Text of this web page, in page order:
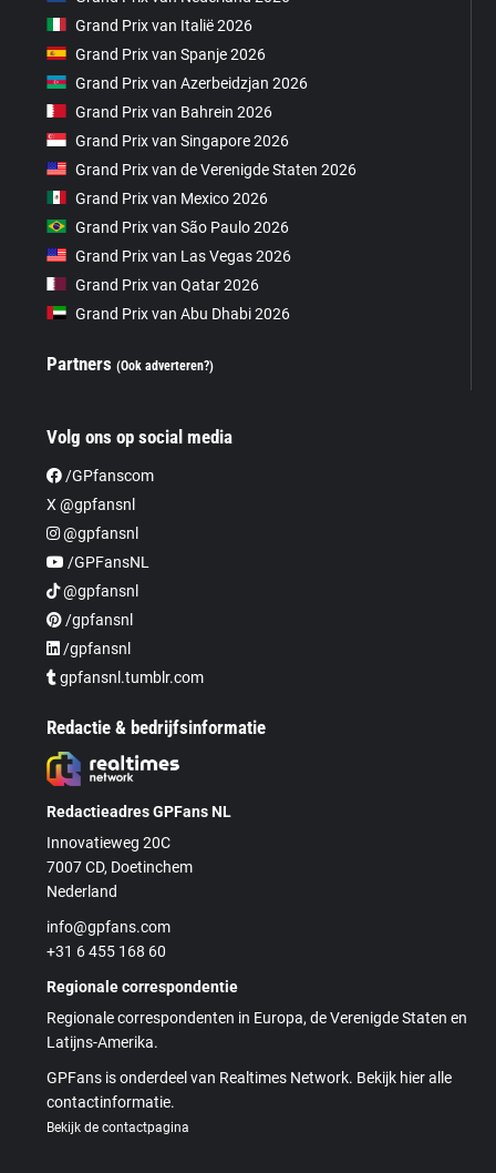
Grand Prix van Italië 2026
Grand Prix van Spanje 2026
Grand Prix van Azerbeidzjan 2026
Grand Prix van Bahrein 2026
Grand Prix van Singapore 2026
Grand Prix van de Verenigde Staten 2026
Grand Prix van Mexico 2026
Grand Prix van São Paulo 2026
Grand Prix van Las Vegas 2026
Grand Prix van Qatar 2026
Grand Prix van Abu Dhabi 2026
Partners(Ook adverteren?)
Volg ons op social media
/GPfanscom
X @gpfansnl
@gpfansnl
/GPFansNL
@gpfansnl
/gpfansnl
/gpfansnl
gpfansnl.tumblr.com
Redactie & bedrijfsinformatie
Redactieadres GPFans NL
Innovatieweg 20C
7007 CD, Doetinchem
Nederland
info@gpfans.com
+31 6 455 168 60
Regionale correspondentie
Regionale correspondenten in Europa, de Verenigde Staten en
Latijns-Amerika.
GPFans is onderdeel van Realtimes Network. Bekijk hier alle
contactinformatie.
Bekijk de contactpagina